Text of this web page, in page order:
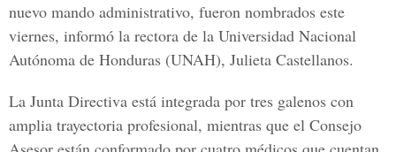
nuevo mando administrativo, fueron nombrados este
viernes, informó la rectora de la Universidad Nacional
Autónoma de Honduras (UNAH), Julieta Castellanos.
La Junta Directiva está integrada por tres galenos con
amplia trayectoria profesional, mientras que el Consejo